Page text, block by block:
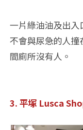
一片綠油油及出入
不會與尿急的人
間廁所沒有人。
3. 平塚 Lusca